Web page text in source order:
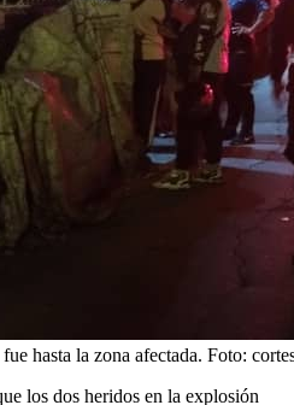
hasta la zona afectada. Foto:
los dos heridos en la explosión